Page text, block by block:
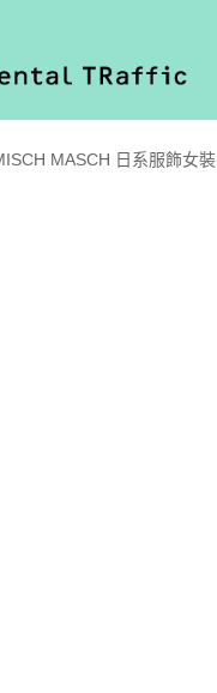
MASCH 日系服飾女裝